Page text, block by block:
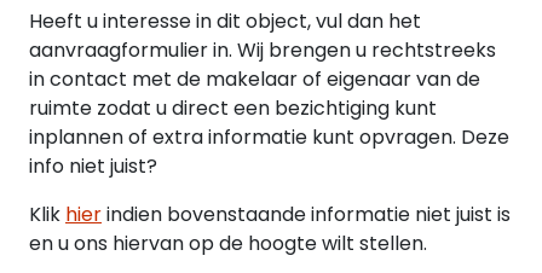
BTW
Indien huurder niet aan het “90% criterium"
voldoet, zal er van rechtswege sprake zijn van
omzetbelasting vrijgestelde verhuur. Alsdan wordt
de overeengekomen kale huurprijs, exclusief
omzetbelasting, zodanig verhoogd dat het voor
verhuurder ontstane financiële nadeel wordt
gecompenseerd.
Heeft u interesse in dit object, vul dan het
aanvraagformulier in. Wij brengen u rechtstreeks
in contact met de makelaar of eigenaar van de
ruimte zodat u direct een bezichtiging kunt
inplannen of extra informatie kunt opvragen. Deze
info niet juist?
Klik hierindien bovenstaande informatie niet juist is
en u ons hiervan op de hoogte wilt stellen.